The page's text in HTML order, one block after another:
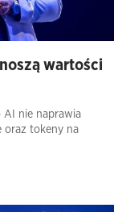
wartości
AI nie naprawia
oraz tokeny na